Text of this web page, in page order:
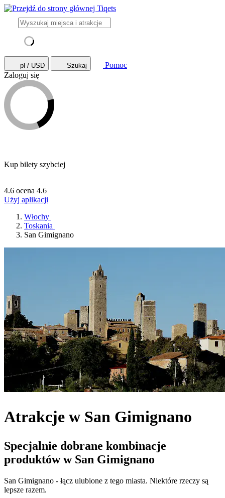
pl / USD Szukaj
Pomoc
Zaloguj się
Kup bilety szybciej
4.6 ocena 4.6
Użyj aplikacji
Włochy
Toskania
San Gimignano
Atrakcje w San Gimignano
Specjalnie dobrane kombinacje
produktów w San Gimignano
San Gimignano - łącz ulubione z tego miasta. Niektóre rzeczy są
lepsze razem.